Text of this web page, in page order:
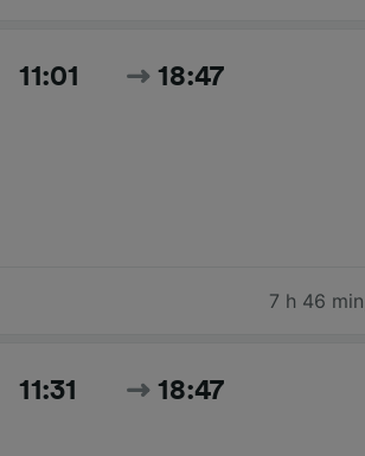
11:01 18:47
7 h 46 min
11:31 18:47